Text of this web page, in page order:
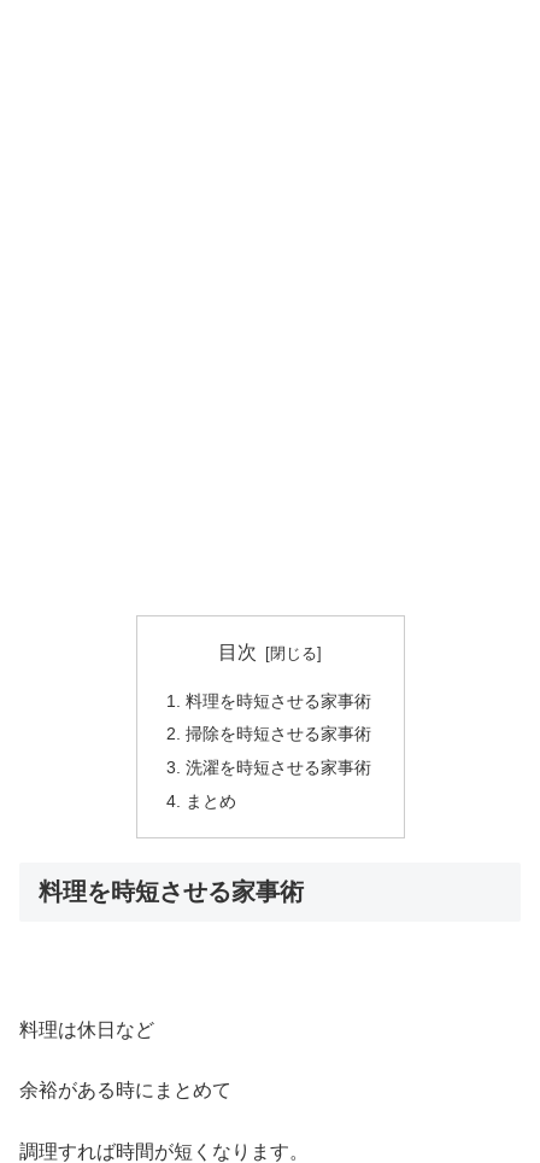
目次
料理を時短させる家事術
掃除を時短させる家事術
洗濯を時短させる家事術
まとめ
料理を時短させる家事術
料理は休日など
余裕がある時にまとめて
調理すれば時間が短くなります。